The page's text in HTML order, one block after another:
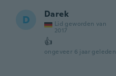
D Darek
Lid geworden van
2017
👍
ongeveer 6 jaar geleden